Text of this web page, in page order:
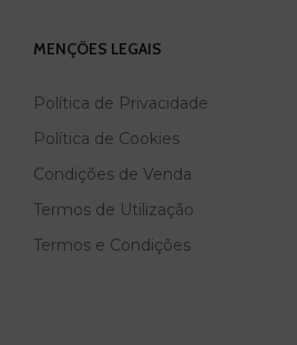
MENÇÕES LEGAIS
Política de Privacidade
Política de Cookies
Condições de Venda
Termos de Utilização
Termos e Condições